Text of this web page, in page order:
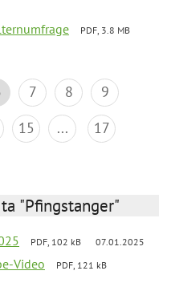
PDF, 3.8 MB
7 8
9
15 ... 17
"Pfingstanger"
PDF, 102 kB 07.01.2025
Video
PDF, 121 kB